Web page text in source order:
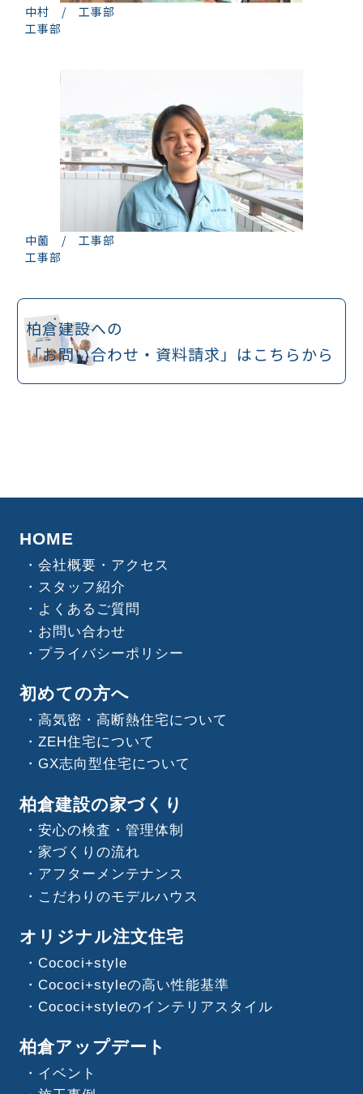
中村 / 工事部
工事部
中薗 / 工事部
工事部
柏倉建設への
「お問い合わせ・ 資料請求」はこちらから
HOME
会社概要・アクセス
スタッフ紹介
よくあるご質問
お問い合わせ
プライバシーポリシー
初めての方へ
高気密・高断熱住宅について
ZEH住宅について
GX志向型住宅について
柏倉建設の家づくり
安心の検査・管理体制
家づくりの流れ
アフターメンテナンス
こだわりのモデルハウス
オリジナル注文住宅
Cococi+style
Cococi+styleの高い性能基準
Cococi+styleのインテリアスタイル
柏倉アップデート
イベント